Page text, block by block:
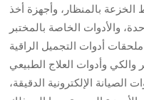
بالمنظار، وأجهزة أخذ
أدوات التجميل الراقية
الصيانة الإلكترونية الدقيقة،